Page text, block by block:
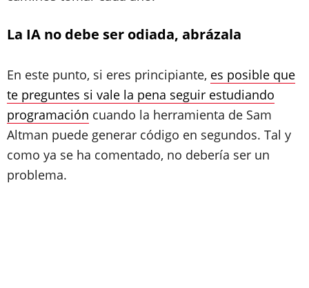
La IA no debe ser odiada, abrázala
En este punto, si eres principiante, es posible que
te preguntes si vale la pena seguir estudiando
programación cuando la herramienta de Sam
Altman puede generar código en segundos. Tal y
como ya se ha comentado, no debería ser un
problema.